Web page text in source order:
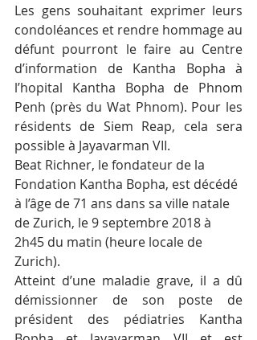
Les gens souhaitant exprimer leurs
condoléances et rendre hommage au
défunt pourront le faire au Centre
d’information de Kantha Bopha à
l’hopital Kantha Bopha de Phnom
Penh (près du Wat Phnom). Pour les
résidents de Siem Reap, cela sera
possible à Jayavarman VII.
Beat Richner, le fondateur de la
Fondation Kantha Bopha, est décédé
à l’âge de 71 ans dans sa ville natale
de Zurich, le 9 septembre 2018 à
2h45 du matin (heure locale de
Zurich).
Atteint d’une maladie grave, il a dû
démissionner de son poste de
président des pédiatries Kantha